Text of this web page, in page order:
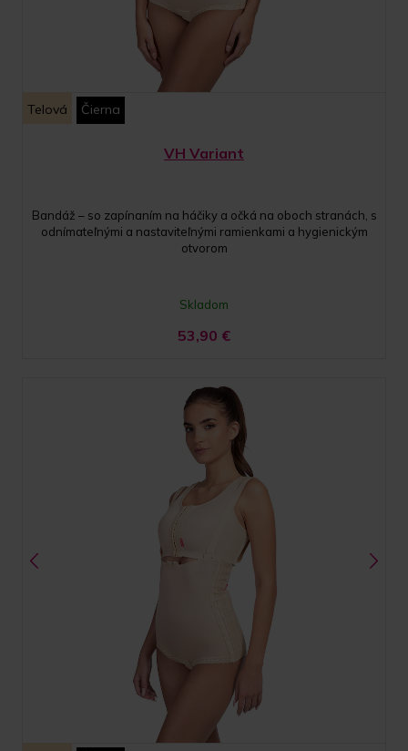
Telová Čierna
VH Variant
Bandáž – so zapínaním na háčiky a očká na oboch stranách, s
odnímateľnými a nastaviteľnými ramienkami a hygienickým
otvorom
Skladom
53,90 €